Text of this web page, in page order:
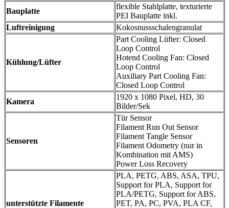
Bauplatte
flexible Stahlplatte, texturierte
PEI Bauplatte inkl.
Luftreinigung
Kokosnussschalengranulat
Kühlung/Lüfter
Part Cooling Lüfter: Closed
Loop Control
Hotend Cooling Fan: Closed
Loop Control
Auxiliary Part Cooling Fan:
Closed Loop Control
Kamera
1920 x 1080 Pixel, HD, 30
Bilder/Sek
Sensoren
Tür Sensor
Filament Run Out Sensor
Filament Tangle Sensor
Filament Odometry (nur in
Kombination mit AMS)
Power Loss Recovery
unterstützte Filamente
PLA, PETG, ABS, ASA, TPU,
Support for PLA, Support for
PLA/PETG, Support for ABS,
PET, PA, PC, PVA, PLA CF,